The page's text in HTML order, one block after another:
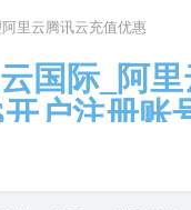
里云腾讯云充值优惠